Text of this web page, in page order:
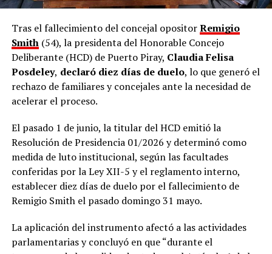
Tras el fallecimiento del concejal opositorRemigio
Smith(54), la presidenta del Honorable Concejo
Deliberante (HCD) de Puerto Piray, Claudia Felisa
Posdeley, declaró diez días de duelo, lo que generó el
rechazo de familiares y concejales ante la necesidad de
acelerar el proceso.
El pasado 1 de junio, la titular del HCD emitió la
Resolución de Presidencia 01/2026 y determinó como
medida de luto institucional, según las facultades
conferidas por la Ley XII-5 y el reglamento interno,
establecer diez días de duelo por el fallecimiento de
Remigio Smith el pasado domingo 31 mayo.
La aplicación del instrumento afectó a las actividades
parlamentarias y concluyó en que “durante el